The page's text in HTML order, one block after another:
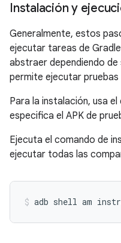
Instalación y
Generalmente, estos
ejecutar tareas de
abstraer dependiendo de
permite ejecutar
Para la instalación, usa
especifica el APK de
Ejecuta el comando de
ejecutar todas las
adb shell am